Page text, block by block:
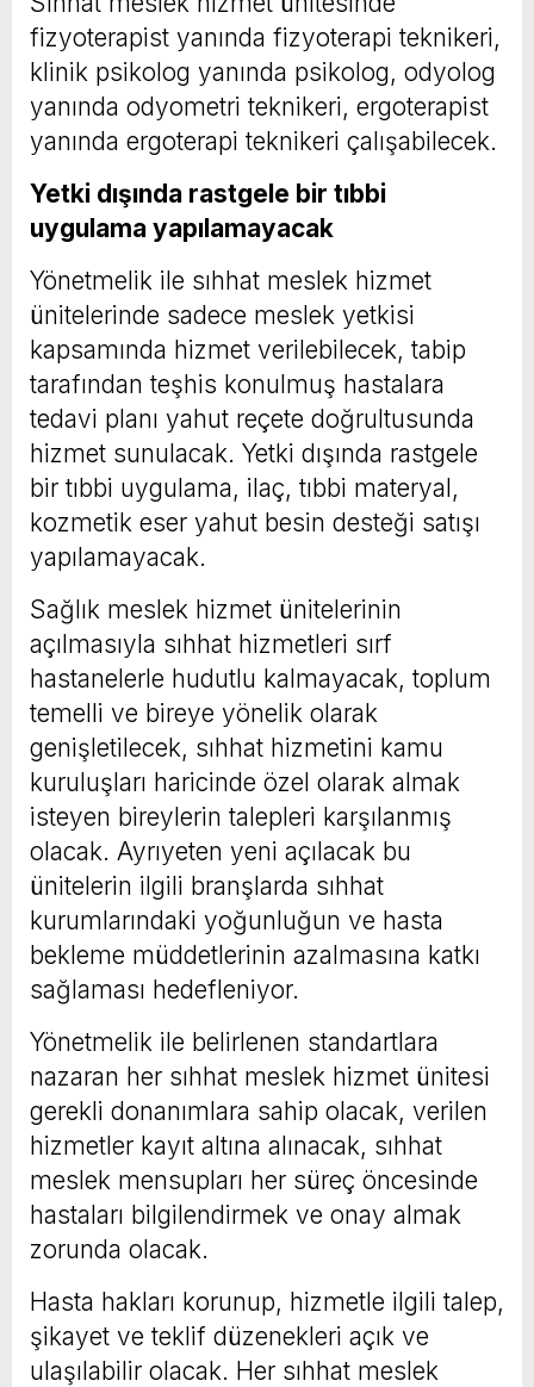
fizyoterapist yanında fizyoterapi teknikeri,
klinik psikolog yanında psikolog, odyolog
yanında odyometri teknikeri, ergoterapist
yanında ergoterapi teknikeri çalışabilecek.
Yetki dışında rastgele bir tıbbi
uygulama yapılamayacak
Yönetmelik ile sıhhat meslek hizmet
ünitelerinde sadece meslek yetkisi
kapsamında hizmet verilebilecek, tabip
tarafından teşhis konulmuş hastalara
tedavi planı yahut reçete doğrultusunda
hizmet sunulacak. Yetki dışında rastgele
bir tıbbi uygulama, ilaç, tıbbi materyal,
kozmetik eser yahut besin desteği satışı
yapılamayacak.
Sağlık meslek hizmet ünitelerinin
açılmasıyla sıhhat hizmetleri sırf
hastanelerle hudutlu kalmayacak, toplum
temelli ve bireye yönelik olarak
genişletilecek, sıhhat hizmetini kamu
kuruluşları haricinde özel olarak almak
isteyen bireylerin talepleri karşılanmış
olacak. Ayrıyeten yeni açılacak bu
ünitelerin ilgili branşlarda sıhhat
kurumlarındaki yoğunluğun ve hasta
bekleme müddetlerinin azalmasına katkı
sağlaması hedefleniyor.
Yönetmelik ile belirlenen standartlara
nazaran her sıhhat meslek hizmet ünitesi
gerekli donanımlara sahip olacak, verilen
hizmetler kayıt altına alınacak, sıhhat
meslek mensupları her süreç öncesinde
hastaları bilgilendirmek ve onay almak
zorunda olacak.
Hasta hakları korunup, hizmetle ilgili talep,
şikayet ve teklif düzenekleri açık ve
ulaşılabilir olacak. Her sıhhat meslek